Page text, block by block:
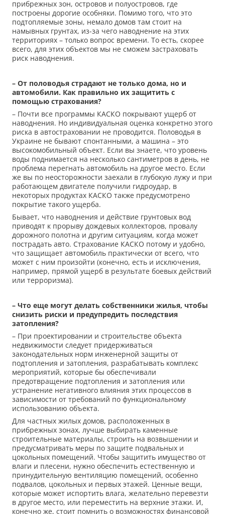
прибрежных зон, островов и полуостровов, где
построены дорогие особняки. Помимо того, что это
подтопляемые зоны, немало домов там стоит на
намывных грунтах, из-за чего наводнение на этих
территориях – только вопрос времени. То есть, скорее
всего, для этих объектов мы не сможем застраховать
риск наводнения.
– От половодья страдают не только дома, но и
автомобили. Как правильно их защитить с
помощью страхования?
– Почти все программы КАСКО покрывают ущерб от
наводнения. Но индивидуальная оценка конкретно этого
риска в автостраховании не проводится. Половодья в
Украине не бывают спонтанными, а машина – это
высокомобильный объект. Если вы знаете, что уровень
воды поднимается на несколько сантиметров в день, не
проблема перегнать автомобиль на другое место. Если
же вы по неосторожности заехали в глубокую лужу и при
работающем двигателе получили гидроудар, в
некоторых продуктах КАСКО также предусмотрено
покрытие такого ущерба.
Бывает, что наводнения и действие грунтовых вод
приводят к прорыву дождевых коллекторов, провалу
дорожного полотна и другим ситуациям, когда может
пострадать авто. Страхование КАСКО потому и удобно,
что защищает автомобиль практически от всего, что
может с ним произойти (конечно, есть и исключения,
например, прямой ущерб в результате боевых действий
или терроризма).
– Что еще могут делать собственники жилья, чтобы
снизить риски и предупредить последствия
затопления?
– При проектировании и строительстве объекта
недвижимости следует придерживаться
законодательных норм инженерной защиты от
подтопления и затопления, разрабатывать комплекс
мероприятий, которые бы обеспечивали
предотвращение подтопления и затопления или
устранение негативного влияния этих процессов в
зависимости от требований по функциональному
использованию объекта.
Для частных жилых домов, расположенных в
прибрежных зонах, лучше выбирать каменные
строительные материалы, строить на возвышении и
предусматривать меры по защите подвальных и
цокольных помещений. Чтобы защитить имущество от
влаги и плесени, нужно обеспечить естественную и
принудительную вентиляцию помещений, особенно
подвалов, цокольных и первых этажей. Ценные вещи,
которые может испортить влага, желательно перевезти
в другое место, или переместить на верхние этажи. И,
конечно же, стоит помнить о возможностях финансовой